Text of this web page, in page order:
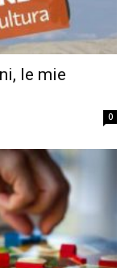
le mie
0